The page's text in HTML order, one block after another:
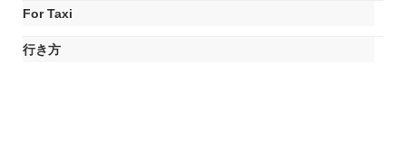
For Taxi
行き方